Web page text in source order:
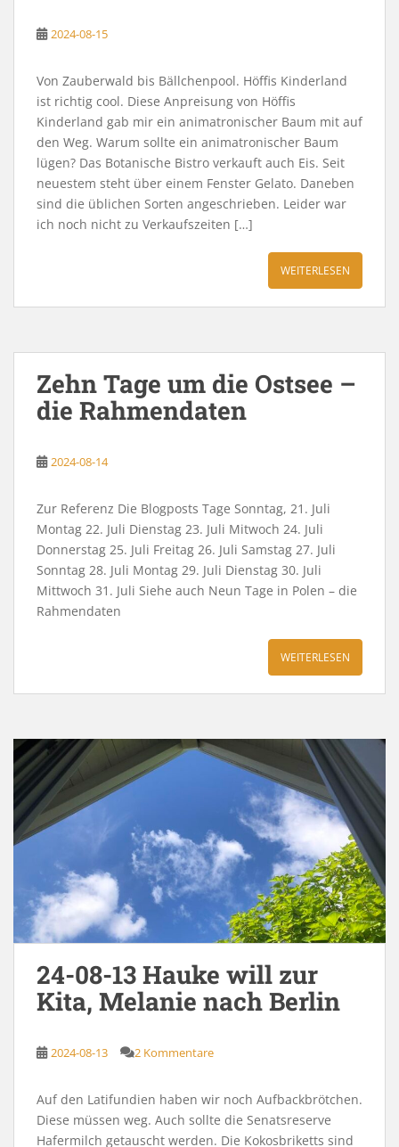
2024-08-15
Von Zauberwald bis Bällchenpool. Höffis Kinderland
ist richtig cool. Diese Anpreisung von Höffis
Kinderland gab mir ein animatronischer Baum mit auf
den Weg. Warum sollte ein animatronischer Baum
lügen? Das Botanische Bistro verkauft auch Eis. Seit
neuestem steht über einem Fenster Gelato. Daneben
sind die üblichen Sorten angeschrieben. Leider war
ich noch nicht zu Verkaufszeiten […]
WEITERLESEN
Zehn Tage um die Ostsee –
die Rahmendaten
2024-08-14
Zur Referenz Die Blogposts Tage Sonntag, 21. Juli
Montag 22. Juli Dienstag 23. Juli Mitwoch 24. Juli
Donnerstag 25. Juli Freitag 26. Juli Samstag 27. Juli
Sonntag 28. Juli Montag 29. Juli Dienstag 30. Juli
Mittwoch 31. Juli Siehe auch Neun Tage in Polen – die
Rahmendaten
WEITERLESEN
24-08-13 Hauke will zur
Kita, Melanie nach Berlin
2024-08-13 2 Kommentare
Auf den Latifundien haben wir noch Aufbackbrötchen.
Diese müssen weg. Auch sollte die Senatsreserve
Hafermilch getauscht werden. Die Kokosbriketts sind